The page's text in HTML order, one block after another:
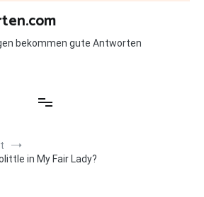
bekommen gute Antworten
in My Fair Lady?